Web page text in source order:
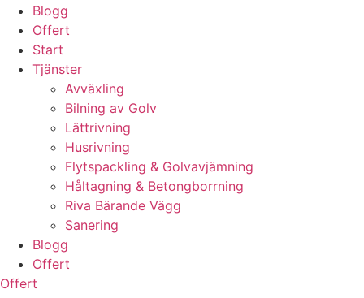
Blogg
Offert
Start
Tjänster
Avväxling
Bilning av Golv
Lättrivning
Husrivning
Flytspackling & Golvavjämning
Håltagning & Betongborrning
Riva Bärande Vägg
Sanering
Blogg
Offert
Offert